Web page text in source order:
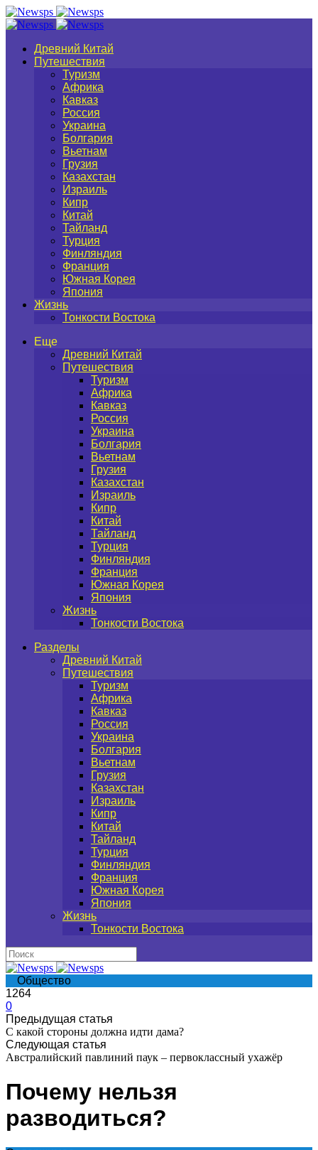
Древний Китай
Путешествия
Туризм
Африка
Кавказ
Россия
Украина
Болгария
Вьетнам
Грузия
Казахстан
Израиль
Кипр
Китай
Тайланд
Турция
Финляндия
Франция
Южная Корея
Япония
Жизнь
Тонкости Востока
Еще
Древний Китай
Путешествия
Туризм
Африка
Кавказ
Россия
Украина
Болгария
Вьетнам
Грузия
Казахстан
Израиль
Кипр
Китай
Тайланд
Турция
Финляндия
Франция
Южная Корея
Япония
Жизнь
Тонкости Востока
Разделы
Древний Китай
Путешествия
Туризм
Африка
Кавказ
Россия
Украина
Болгария
Вьетнам
Грузия
Казахстан
Израиль
Кипр
Китай
Тайланд
Турция
Финляндия
Франция
Южная Корея
Япония
Жизнь
Тонкости Востока
Общество
1264
0
Предыдущая статья
С какой стороны должна идти дама?
Следующая статья
Австралийский павлиний паук – первоклассный ухажёр
Почему нельзя
разводиться?